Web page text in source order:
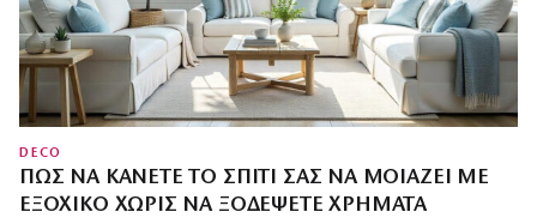
DECO
ΠΏΣ ΝΑ ΚΆΝΕΤΕ ΤΟ ΣΠΊΤΙ ΣΑΣ ΝΑ ΜΟΙΆΖΕΙ ΜΕ
ΕΞΟΧΙΚΌ ΧΩΡΊΣ ΝΑ ΞΟΔΈΨΕΤΕ ΧΡΉΜΑΤΑ